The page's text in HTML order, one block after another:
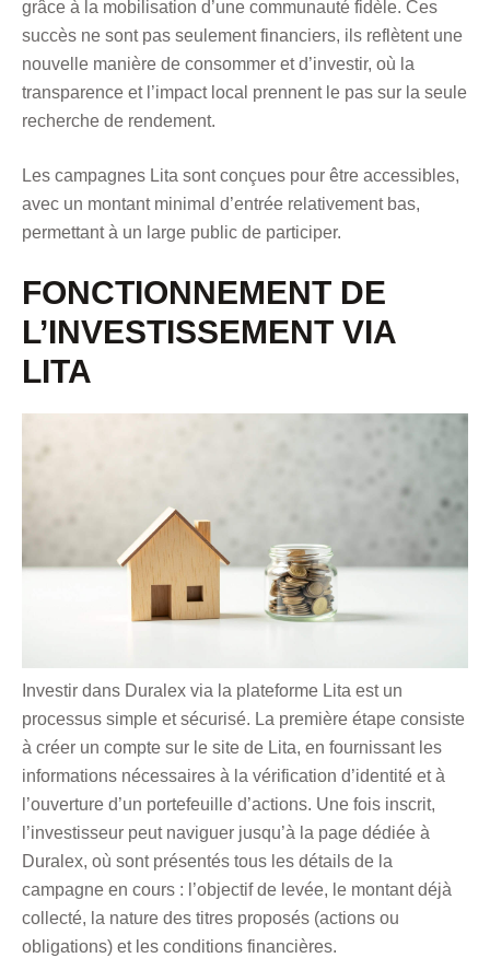
grâce à la mobilisation d’une communauté fidèle. Ces
succès ne sont pas seulement financiers, ils reflètent une
nouvelle manière de consommer et d’investir, où la
transparence et l’impact local prennent le pas sur la seule
recherche de rendement.
Les campagnes Lita sont conçues pour être accessibles,
avec un montant minimal d’entrée relativement bas,
permettant à un large public de participer.
FONCTIONNEMENT DE
L’INVESTISSEMENT VIA
LITA
Investir dans Duralex via la plateforme Lita est un
processus simple et sécurisé. La première étape consiste
à créer un compte sur le site de Lita, en fournissant les
informations nécessaires à la vérification d’identité et à
l’ouverture d’un portefeuille d’actions. Une fois inscrit,
l’investisseur peut naviguer jusqu’à la page dédiée à
Duralex, où sont présentés tous les détails de la
campagne en cours : l’objectif de levée, le montant déjà
collecté, la nature des titres proposés (actions ou
obligations) et les conditions financières.